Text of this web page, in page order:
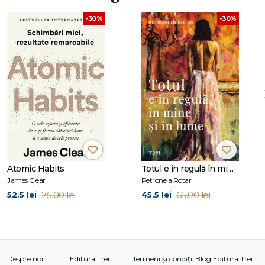
-30%
Atomic Habits
James Clear
52.5 lei 75.00 lei
-30%
Totul e în regulă în mine și în lume
Petronela Rotar
45.5 lei 65.00 lei
Despre noi Editura Trei Termeni și condiții Blog Editura Trei